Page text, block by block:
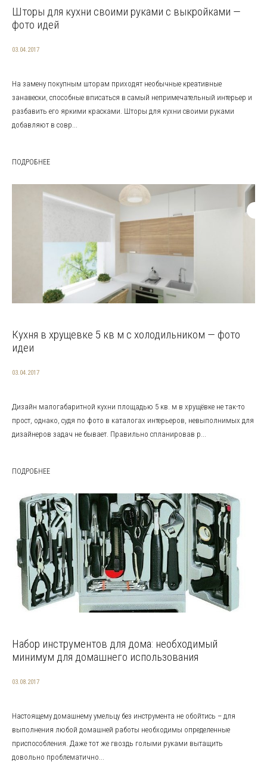
Шторы для кухни своими руками с выкройками —
фото идей
03.04.2017
На замену покупным шторам приходят необычные креативные
занавески, способные вписаться в самый непримечательный интерьер и
разбавить его яркими красками. Шторы для кухни своими руками
добавляют в совр...
ПОДРОБНЕЕ
Кухня в хрущевке 5 кв м с холодильником — фото
идеи
03.04.2017
Дизайн малогабаритной кухни площадью 5 кв. м в хрущёвке не так-то
прост, однако, судя по фото в каталогах интерьеров, невыполнимых для
дизайнеров задач не бывает. Правильно спланировав р...
ПОДРОБНЕЕ
Набор инструментов для дома: необходимый
минимум для домашнего использования
03.08.2017
Настоящему домашнему умельцу без инструмента не обойтись – для
выполнения любой домашней работы необходимы определенные
приспособления. Даже тот же гвоздь голыми руками вытащить
довольно проблематично...